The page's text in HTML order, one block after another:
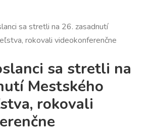
sa stretli na 26. zasadnutí
rokovali videokonferenčne
sa stretli na
Mestského
rokovali